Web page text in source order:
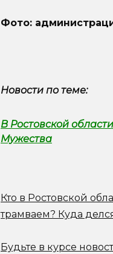
Фото:
Новости по теме:
В Ростовской
Мужества
Кто в Ростовской
трамваем? Куда
Будьте в курсе